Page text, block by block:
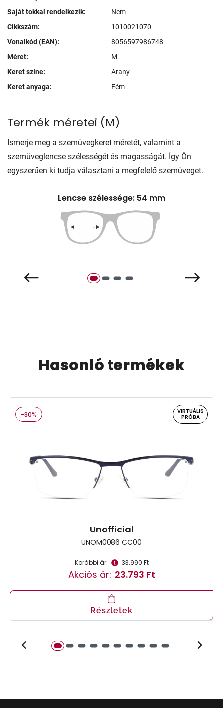
Saját tokkal rendelkezik:
Nem
Cikkszám:
1010021070
Vonalkód (EAN):
8056597986748
Méret:
M
Keret színe:
Arany
Keret anyaga:
Fém
Termék méretei (M)
Ismerje meg a szemüvegkeret méretét, valamint a
szemüveglencse szélességét és magasságát. Így Ön
egyszerűen ki tudja választani a megfelelő szemüveget.
Lencse szélessége: 54 mm
Hasonló termékek
-30%
VIRTUÁLIS
PRÓBA
Unofficial
UNOM0086 CC00
Korábbi ár: 33.990 Ft
Akciós ár: 23.793 Ft
Részletek